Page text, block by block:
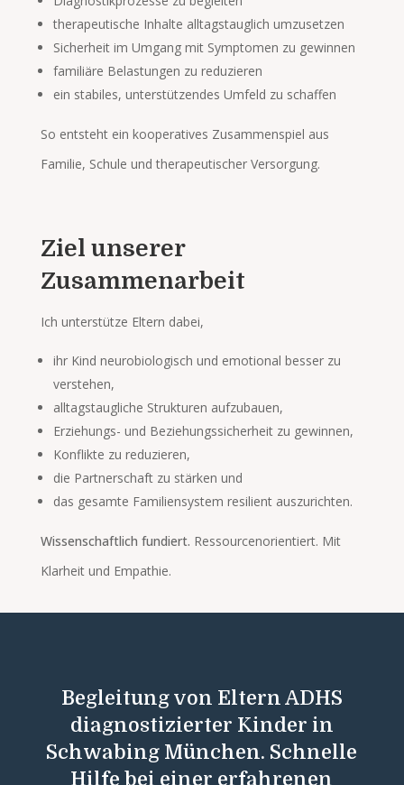
therapeutische Inhalte alltagstauglich umzusetzen
Sicherheit im Umgang mit Symptomen zu gewinnen
familiäre Belastungen zu reduzieren
ein stabiles, unterstützendes Umfeld zu schaffen
So entsteht ein kooperatives Zusammenspiel aus
Familie, Schule und therapeutischer Versorgung.
Ziel unserer
Zusammenarbeit
Ich unterstütze Eltern dabei,
ihr Kind neurobiologisch und emotional besser zu
verstehen,
alltagstaugliche Strukturen aufzubauen,
Erziehungs- und Beziehungssicherheit zu gewinnen,
Konflikte zu reduzieren,
die Partnerschaft zu stärken und
das gesamte Familiensystem resilient auszurichten.
Wissenschaftlich fundiert. Ressourcenorientiert. Mit
Klarheit und Empathie.
Begleitung von Eltern ADHS
diagnostizierter Kinder in
Schwabing München. Schnelle
Hilfe bei einer erfahrenen